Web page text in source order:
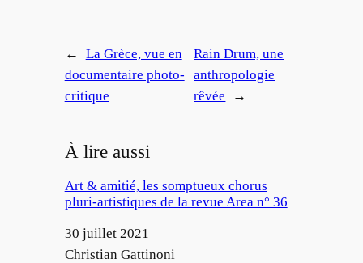
←
La Grèce, vue en
documentaire photo-
critique
Rain Drum, une
anthropologie
rêvée
→
À lire aussi
Art & amitié, les somptueux chorus
pluri-artistiques de la revue Area n° 36
Date
30 juillet 2021
Auteur
Christian Gattinoni